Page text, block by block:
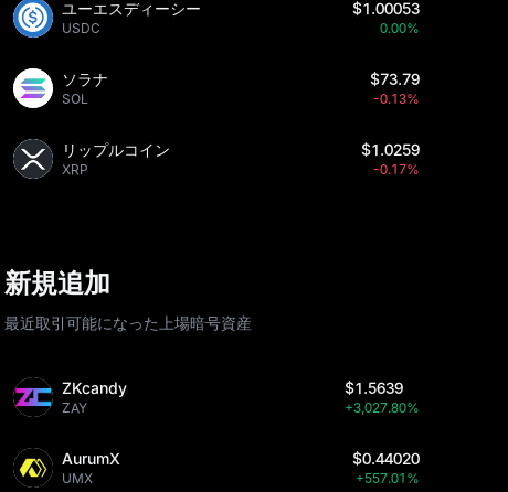
ユーエスディーシー
USDC
$1.00053
0.00%
ソラナ
SOL
$73.79
-0.13%
リップルコイン
XRP
$1.0259
-0.17%
新規追加
最近取引可能になった上場暗号資産
ZKcandy
ZAY
$1.5639
+3,027.80%
AurumX
UMX
$0.44020
+557.01%